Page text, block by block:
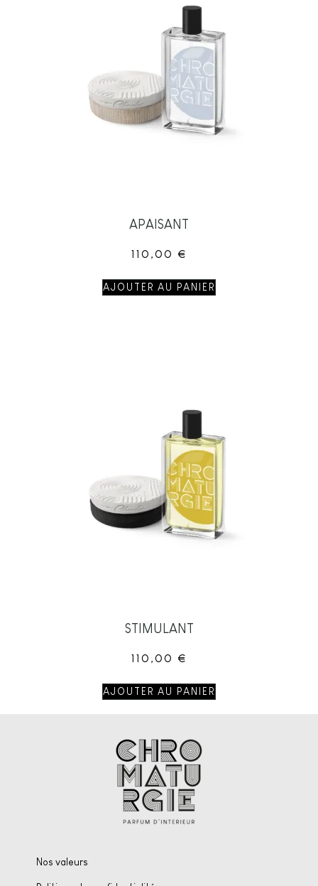
APAISANT
110,00 €
AJOUTER AU PANIER
STIMULANT
110,00 €
AJOUTER AU PANIER
Nos valeurs